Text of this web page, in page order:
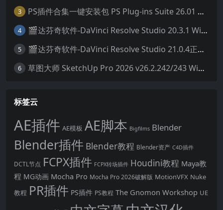
3 PS插件合集一键安装包 PS Plug-ins Suite 26.01 一键安装PS所有常用插件！
4 🎬达芬奇软件-DaVinci Resolve Studio 20.3.1 Win/Mac中文破解版下载
5 🎬达芬奇软件-DaVinci Resolve Studio 21.0.4正式版 Win/Mac中文破解版下载
6 草图大师 SketchUp Pro 2026 v26.2.242/243 Win/Mac破解版 中文版/英文版
标签云
AE插件 AE模板 AE脚本 Bigfilms Blender
Blender插件 Blender教程 Blender资产 C4D插件
DCTL节点 FCPX插件 FCPX转场插件 Houdini教程 Maya教
程 MG动画 Mocha Pro Mocha Pro 2026破解版 MotionVFX Nuke
教程 PR插件 PS插件 PS教程 The Gnomon Workshop UE